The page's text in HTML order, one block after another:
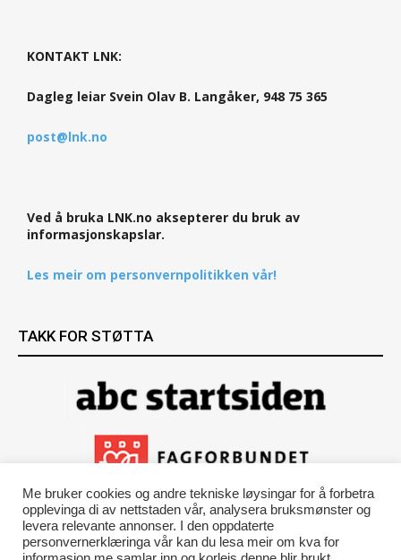
KONTAKT LNK:
Dagleg leiar Svein Olav B. Langåker, 948 75 365
post@lnk.no
Ved å bruka LNK.no aksepterer du bruk av
informasjonskapslar.
Les meir om personvernpolitikken vår!
TAKK FOR STØTTA
Me bruker cookies og andre tekniske løysingar for å forbetra
opplevinga di av nettstaden vår, analysera bruksmønster og
levera relevante annonser. I den oppdaterte
personvernerklæringa vår kan du lesa meir om kva for